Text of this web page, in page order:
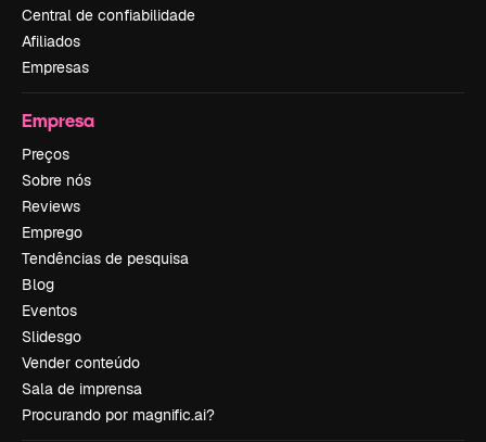
Central de confiabilidade
Afiliados
Empresas
Empresa
Preços
Sobre nós
Reviews
Emprego
Tendências de pesquisa
Blog
Eventos
Slidesgo
Vender conteúdo
Sala de imprensa
Procurando por magnific.ai?